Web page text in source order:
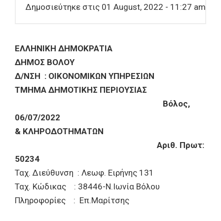
Δημοσιεύτηκε στις 01 August, 2022 - 11:27 am
ΕΛΛΗΝΙΚΗ ΔΗΜΟΚΡΑΤΙΑ
ΔΗΜΟΣ ΒΟΛΟΥ
Δ/ΝΣΗ : ΟΙΚΟΝΟΜΙΚΩΝ ΥΠΗΡΕΣΙΩΝ
ΤΜΗΜΑ ΔΗΜΟΤΙΚΗΣ ΠΕΡΙΟΥΣΙΑΣ
Βόλος,
06/07/2022
& ΚΛΗΡΟΔΟΤΗΜΑΤΩΝ
Αριθ. Πρωτ:
50234
Ταχ. Διεύθυνση : Λεωφ. Ειρήνης 131
Ταχ. Κώδικας : 38446-Ν.Ιωνία Βόλου
Πληροφορίες : Επ.Μαρίτσης